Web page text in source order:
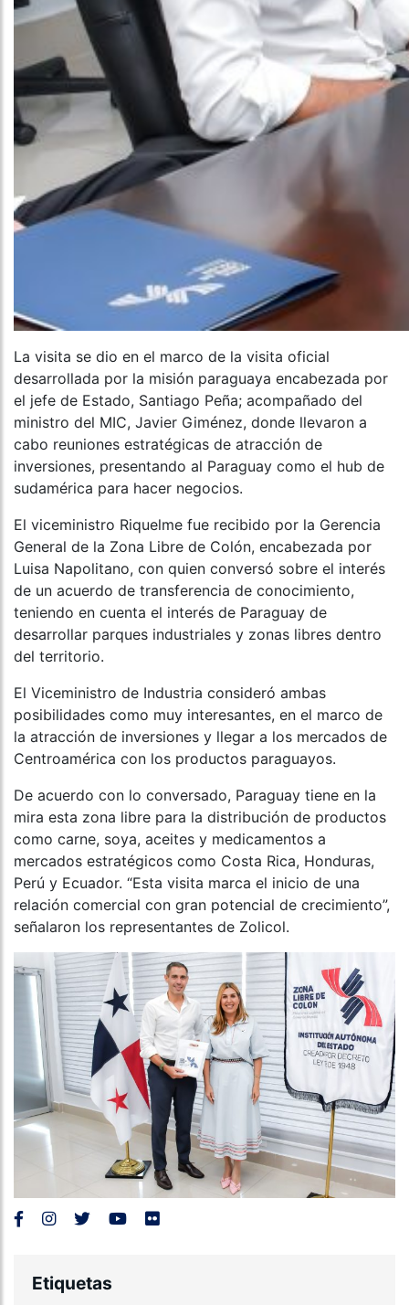
La visita se dio en el marco de la visita oficial
desarrollada por la misión paraguaya encabezada por
el jefe de Estado, Santiago Peña; acompañado del
ministro del MIC, Javier Giménez, donde llevaron a
cabo reuniones estratégicas de atracción de
inversiones, presentando al Paraguay como el hub de
sudamérica para hacer negocios.
El viceministro Riquelme fue recibido por la Gerencia
General de la Zona Libre de Colón, encabezada por
Luisa Napolitano, con quien conversó sobre el interés
de un acuerdo de transferencia de conocimiento,
teniendo en cuenta el interés de Paraguay de
desarrollar parques industriales y zonas libres dentro
del territorio.
El Viceministro de Industria consideró ambas
posibilidades como muy interesantes, en el marco de
la atracción de inversiones y llegar a los mercados de
Centroamérica con los productos paraguayos.
De acuerdo con lo conversado, Paraguay tiene en la
mira esta zona libre para la distribución de productos
como carne, soya, aceites y medicamentos a
mercados estratégicos como Costa Rica, Honduras,
Perú y Ecuador. “Esta visita marca el inicio de una
relación comercial con gran potencial de crecimiento”,
señalaron los representantes de Zolicol.
Etiquetas